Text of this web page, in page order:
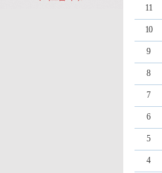
11
10
9
8
7
6
5
4